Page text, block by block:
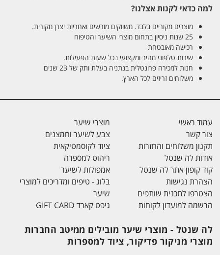
למה כדאי לקנות אצלנו?
מוצרים מקוריים בלבד. משווקים מורשים ואחריות יצרן מקורית.
25 שנות ניסיון בתחום מוצרי השיער והטיפוח
רכישה מאובטחת
שירות טלפוני מהיר ומקצועי בכל שעות הפעילות.
חנות למכירה פרונטלית בנתניה בעלת ותק של 23 שנים
משלוחים זריזים לכל הארץ.
עמוד ראשי
צור קשר
תקנון משלוחים והחזרות
אודות לה שנטל
קוד קופון אתר לה שנטל
הצהרת נגישות
הצטרפו לתכנית שותפים
הרשמה למועדון לקוחות
מוצרי שיער
צבע לשיער וחמצנים
ציוד לקוסמטיקאית
ריהוט למספרה
אמפולות לשיער
בלוג - טיפים ומדריכים למוצרי
שיער
גיפט קארד GIFT CARD
לה שנטל - מוצרי שיער מובילים ממיטב החברות
מוצרי מניקור פדיקור, ציוד למספרות